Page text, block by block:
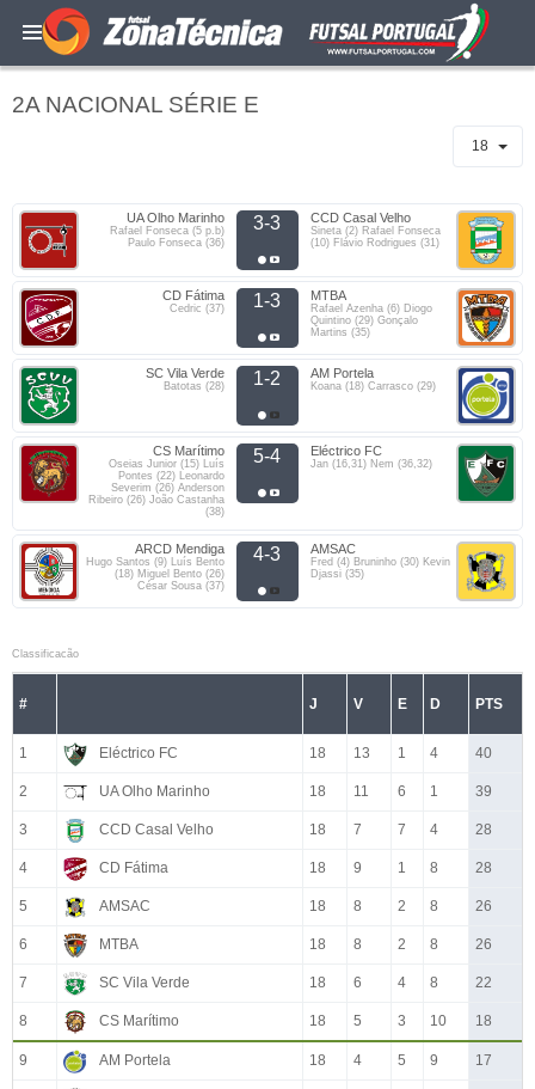
2A NACIONAL SÉRIE E
18
UA Olho Marinho
Rafael Fonseca (5 p.b)
Paulo Fonseca (36)
3-3 CCD Casal Velho
Sineta (2) Rafael Fonseca
(10) Flávio Rodrigues (31)
CD Fátima
Cedric (37) 1-3 MTBA
Rafael Azenha (6) Diogo
Quintino (29) Gonçalo
Martins (35)
SC Vila Verde
Batotas (28) 1-2 AM Portela
Koana (18) Carrasco (29)
CS Marítimo
Oseias Junior (15) Luís
Pontes (22) Leonardo
Severim (26) Anderson
Ribeiro (26) João Castanha
(38)
5-4 Eléctrico FC
Jan (16,31) Nem (36,32)
ARCD Mendiga
Hugo Santos (9) Luís Bento
(18) Miguel Bento (26)
César Sousa (37)
4-3 AMSAC
Fred (4) Bruninho (30) Kevin
Djassi (35)
Classificacão
# J V E D PTS
1 Eléctrico FC 18 13 1 4 40
2 UA Olho Marinho 18 11 6 1 39
3 CCD Casal Velho 18 7 7 4 28
4 CD Fátima 18 9 1 8 28
5 AMSAC 18 8 2 8 26
6 MTBA 18 8 2 8 26
7 SC Vila Verde 18 6 4 8 22
8 CS Marítimo 18 5 3 10 18
9 AM Portela 18 4 5 9 17